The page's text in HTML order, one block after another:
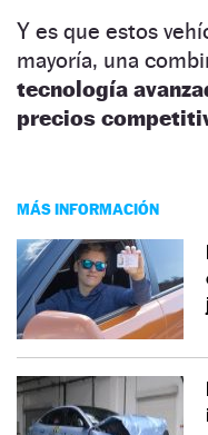
Y es que estos
mayoría, una
tecnología
precios
MÁS INFORMACIÓN